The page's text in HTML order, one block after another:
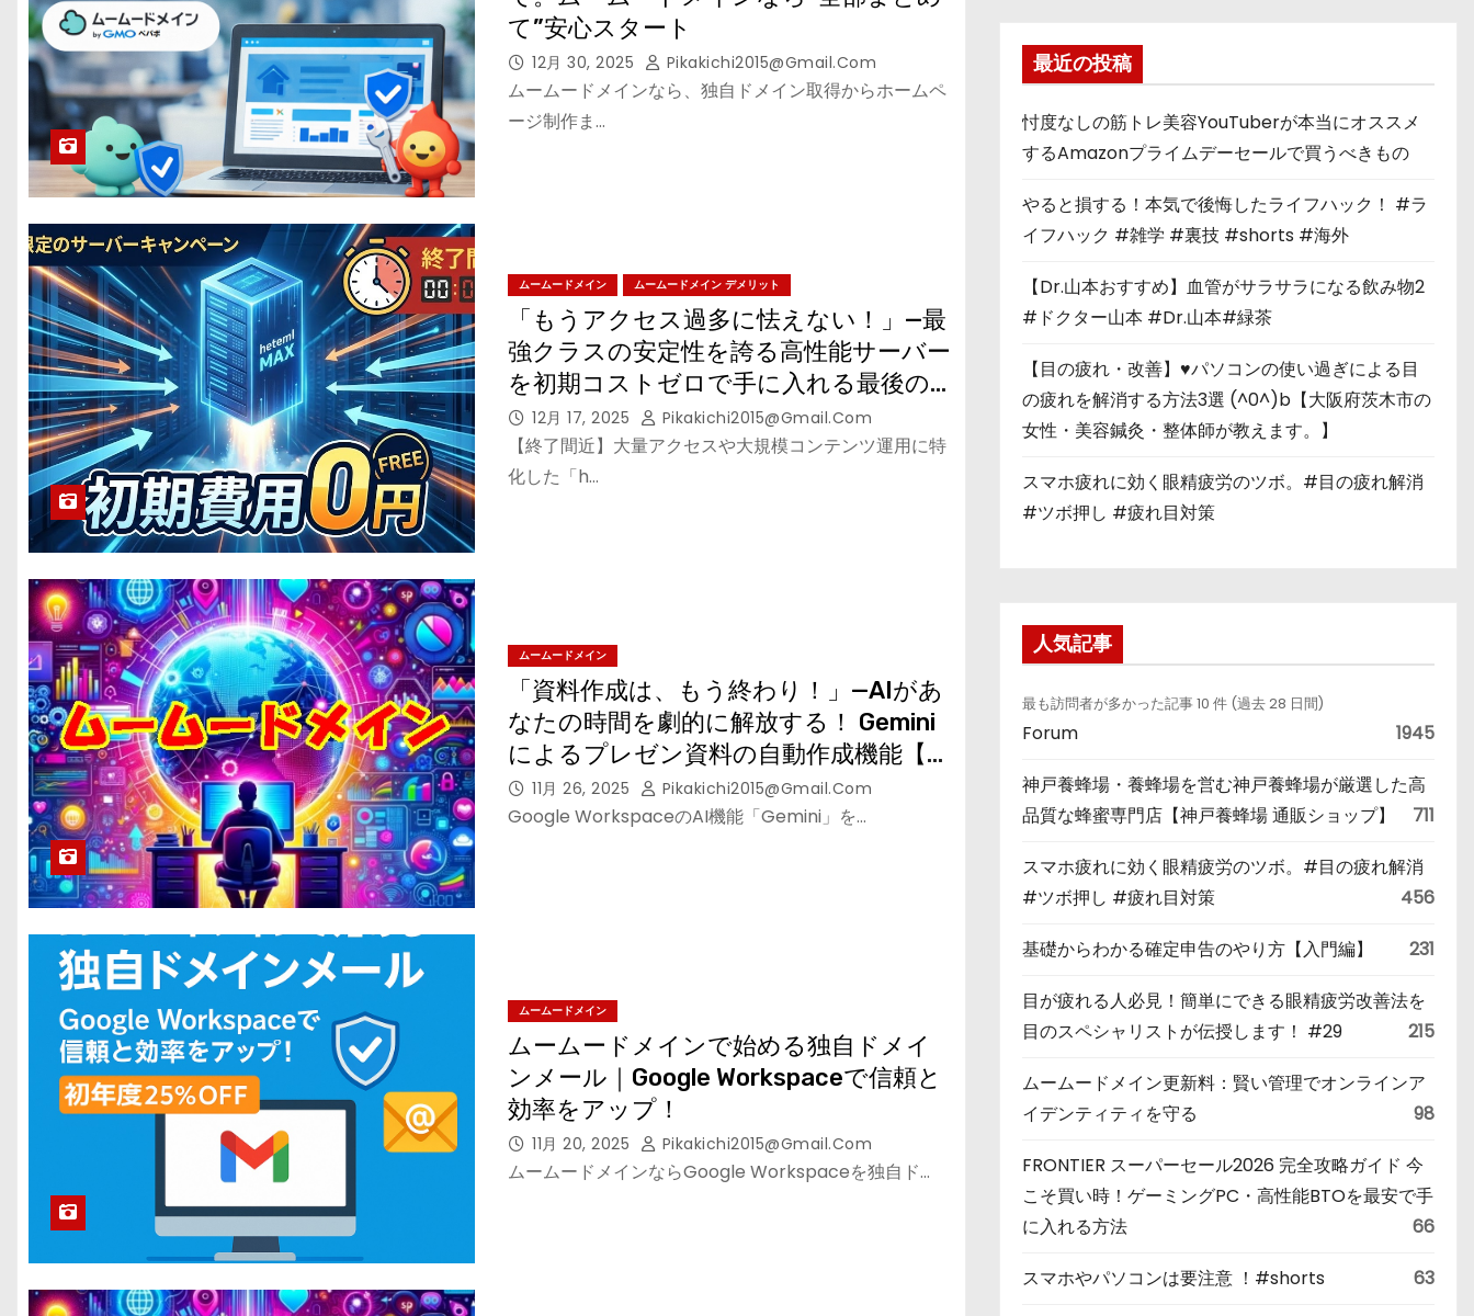
て”安心スタート
12月 30, 2025 Pikakichi2015@gmail.com
ムームードメインなら、独自ドメイン取得からホームペ
ージ制作ま…
ムームードメイン ムームードメイン デメリット
「もうアクセス過多に怯えない！」—最
強クラスの安定性を誇る高性能サーバー
を初期コストゼロで手に入れる最後の大
チャンス！
12月 17, 2025 Pikakichi2015@gmail.com
【終了間近】大量アクセスや大規模コンテンツ運用に特
化した「h…
ムームードメイン
「資料作成は、もう終わり！」—AIがあ
なたの時間を劇的に解放する！ Gemini
によるプレゼン資料の自動作成機能【ム
ームードメイン】
11月 26, 2025 Pikakichi2015@gmail.com
Google WorkspaceのAI機能「Gemini」を…
ムームードメイン
ムームードメインで始める独自ドメイ
ンメール｜Google Workspaceで信頼と
効率をアップ！
11月 20, 2025 Pikakichi2015@gmail.com
ムームードメインならGoogle Workspaceを独自ド…
最近の投稿
忖度なしの筋トレ美容YouTuberが本当にオススメ
するAmazonプライムデーセールで買うべきもの
やると損する！本気で後悔したライフハック！ #ラ
イフハック #雑学 #裏技 #shorts #海外
【Dr.山本おすすめ】血管がサラサラになる飲み物2
#ドクター山本 #Dr.山本#緑茶
【目の疲れ・改善】♥パソコンの使い過ぎによる目
の疲れを解消する方法3選 (^0^)b【大阪府茨木市の
女性・美容鍼灸・整体師が教えます。】
スマホ疲れに効く眼精疲労のツボ。#目の疲れ解消
#ツボ押し #疲れ目対策
人気記事
最も訪問者が多かった記事 10 件 (過去 28 日間)
Forum 1945
神戸養蜂場・養蜂場を営む神戸養蜂場が厳選した高
品質な蜂蜜専門店【神戸養蜂場 通販ショップ】
711
スマホ疲れに効く眼精疲労のツボ。#目の疲れ解消
#ツボ押し #疲れ目対策
456
基礎からわかる確定申告のやり方【入門編】 231
目が疲れる人必見！簡単にできる眼精疲労改善法を
目のスペシャリストが伝授します！ #29
215
ムームードメイン更新料：賢い管理でオンラインア
イデンティティを守る
98
FRONTIER スーパーセール2026 完全攻略ガイド 今
こそ買い時！ゲーミングPC・高性能BTOを最安で手
に入れる方法
66
スマホやパソコンは要注意 ！#shorts 63